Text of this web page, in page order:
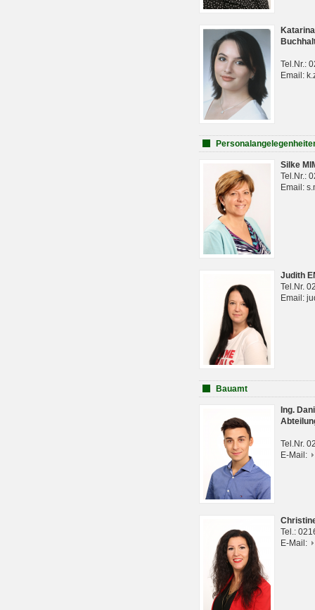
Tel.Nr.:
Email:
Silke
Tel.Nr.:
Email:
Judith
Tel.Nr.
Email:
Bauamt
Ing.
Tel.Nr.
E-Mail:
Tel.:
E-Mail: